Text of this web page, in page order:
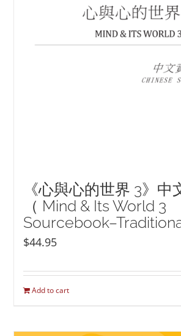
《心與心的世界 3》中
（ Mind & Its World 3
$44.95
Add to cart